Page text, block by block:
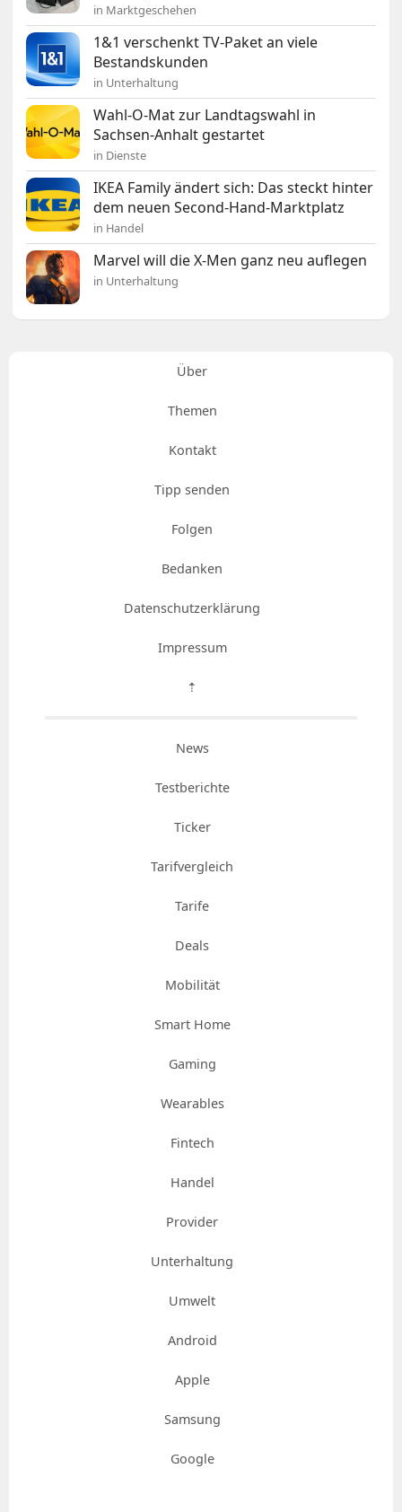
in Marktgeschehen
1&1 verschenkt TV-Paket an viele
Bestandskunden
in Unterhaltung
Wahl-O-Mat zur Landtagswahl in
Sachsen-Anhalt gestartet
in Dienste
IKEA Family ändert sich: Das steckt hinter
dem neuen Second-Hand-Marktplatz
in Handel
Marvel will die X-Men ganz neu auflegen
in Unterhaltung
Über
Themen
Kontakt
Tipp senden
Folgen
Bedanken
Datenschutzerklärung
Impressum
⇡
News
Testberichte
Ticker
Tarifvergleich
Tarife
Deals
Mobilität
Smart Home
Gaming
Wearables
Fintech
Handel
Provider
Unterhaltung
Umwelt
Android
Apple
Samsung
Google